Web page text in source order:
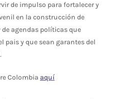
de impulso para fortalecer y
en la construcción de
agendas políticas que
pais y que sean garantes del
Colombia aquí